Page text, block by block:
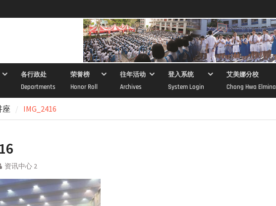
各行政处
Departments
荣誉榜
Honor Roll
往年活动
Archives
登入系统
System Login
艾美娜分校
Chong Hwa Elmina
座 IMG_2416
资讯中心 2